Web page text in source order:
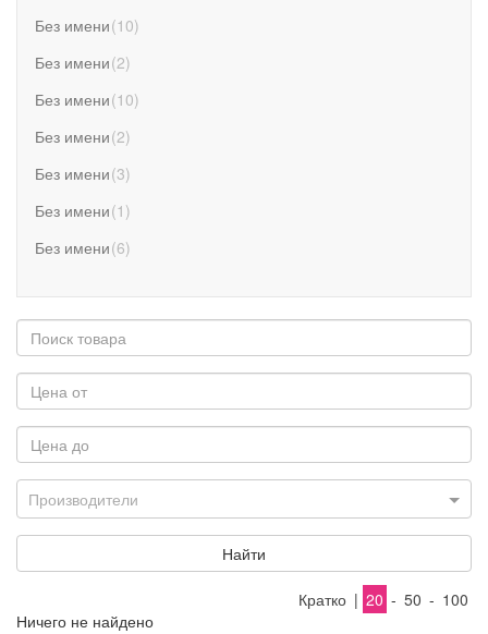
Без имени(10)
Без имени(2)
Без имени(10)
Без имени(2)
Без имени(3)
Без имени(1 )
Без имени(6)
Производители
Найти
Кратко | 20 - 50 - 100
Ничего не найдено